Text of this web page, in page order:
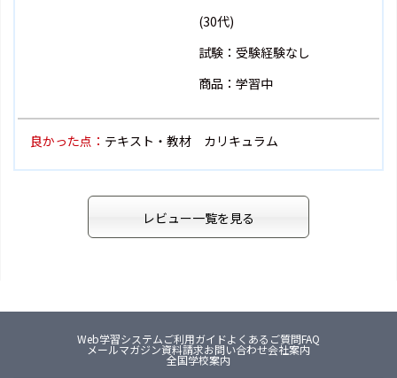
(30代)
試験：受験経験なし
商品：学習中
良かった点： テキスト・教材 カリキュラム
レビュー一覧を見る
Web学習システムご利用ガイドよくあるご質問FAQ
メールマガジン資料請求お問い合わせ会社案内
全国学校案内